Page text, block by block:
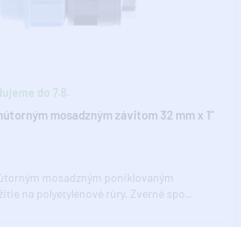
do 7.8.
mosadzným závitom 32 mm x 1"
mosadzným poniklovaným
na polyetylénové rúry. Zverné spo..